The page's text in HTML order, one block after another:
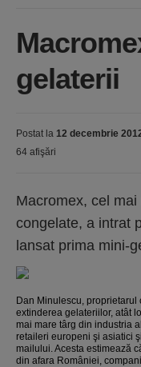
gelaterii
Postat la 12 decembrie
64 afişări
Macromex, cel
congelate, a intrat
lansat prima mini-
Dan Minulescu,
extinde­rea gelateriilor, atât
mai mare târg din industria
retaileri europeni şi asiatici
mailului. Acesta estimează
din afara României,